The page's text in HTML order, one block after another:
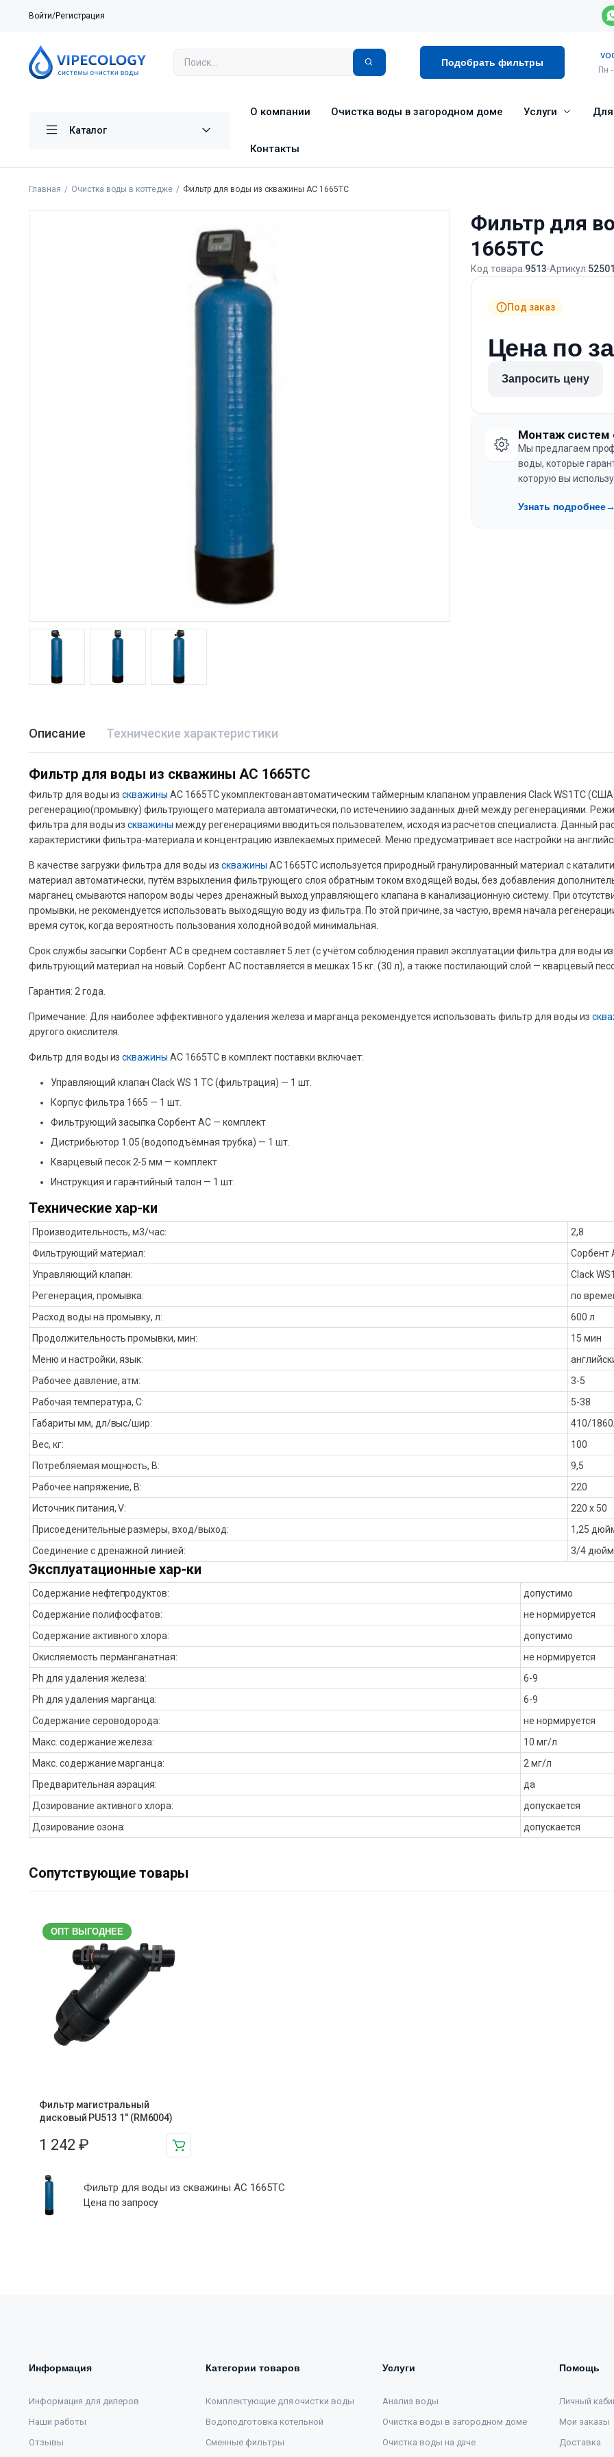
Войти/Регистрация
Подобрать фильтры
Пн
Каталог
О компании Очистка воды в загородном доме Услуги
Контакты
Главная Очистка воды в коттедже Фильтр для воды из скважины АС 1665ТС
Фильтр для
1665ТС
Код товара:9513 Артикул:
Под заказ
Цена по
Запросить цену
Монтаж систем
Мы предлагаем
воды, которые
которую вы
Узнать подробнее
Описание Технические характеристики
Фильтр для воды из скважины АС 1665ТС
Фильтр для воды изскважины АС 1665ТС укомплектован автоматическим таймерным клапаном управления Clack WS1TC
регенерацию(промывку) фильтрующего материала автоматически, по истечениию заданных дней между регенерациями.
фильтра для воды изскважины между регенерациями вводиться пользователем, исходя из расчётов специалиста. Данный
характеристики фильтра-материала и концентрацию извлекаемых примесей. Меню предусматривает все настройки на
В качестве загрузки фильтра для воды из скважины АС 1665ТС используется природный гранулированный материал с
материал автоматически, путём взрыхления фильтрующего слоя обратным током входящей воды, без добавления
марганец смываются напором воды через дренажный выход управляющего клапана в канализационную систему. При
промывки, не рекомендуется использовать выходящую воду из фильтра. По этой причине, за частую, время начала
время суток, когда вероятность пользования холодной водой минимальная.
Срок службы засыпки Сорбент АС в среднем составляет 5 лет (с учётом соблюдения правил эксплуатации фильтра для воды
фильтрующий материал на новый. Сорбент АС поставляется в мешках 15 кг. (30 л), а также постилающий слой — кварцевый
Гарантия: 2 года.
Примечание: Для наиболее эффективного удаления железа и марганца рекомендуется использовать фильтр для воды из
другого окислителя.
Фильтр для воды изскважины АС 1665ТС в комплект поставки включает:
Управляющий клапан Clack WS 1 TC (фильтрация) — 1 шт.
Корпус фильтра 1665 — 1 шт.
Фильтрующий засыпка Сорбент АС — комплект
Дистрибьютор 1.05 (водоподъёмная трубка) — 1 шт.
Кварцевый песок 2-5 мм — комплект
Инструкция и гарантийный талон — 1 шт.
Технические хар-ки
Производительность, м3/час:
2,8
Фильтрующий материал:
Сорбент
Управляющий клапан:
Clack
Регенерация, промывка:
по
Расход воды на промывку, л:
600 л
Продолжительность промывки, мин:
15 мин
Меню и настройки, язык:
Рабочее давление, атм:
3-5
Рабочая температура, С:
5-38
Габариты мм, дл/выс/шир:
410/
Вес, кг:
100
Потребляемая мощность, В:
9,5
Рабочее напряжение, В:
220
Источник питания, V:
220 х 50
Присоеденительные размеры, вход/выход:
1,25
Соединение с дренажной линией:
3/4
Эксплуатационные хар-ки
Содержание нефтепродуктов:
допустимо
Содержание полифосфатов:
не нормируется
Содержание активного хлора:
допустимо
Окисляемость перманганатная:
не нормируется
Ph для удаления железа:
6-9
Ph для удаления марганца:
6-9
Содержание сероводорода:
не нормируется
Макс. содержание железа:
10 мг/л
Макс. содержание марганца:
2 мг/л
Предварительная аэрация:
да
Дозирование активного хлора:
допускается
Дозирование озона:
допускается
Сопутствующие товары
ОПТ ВЫГОДНЕЕ
Фильтр магистральный
дисковый PU513 1″ (RM6004)
1 242 ₽
Фильтр для воды из скважины АС 1665ТС
Цена по запросу
Информация
Информация для дилеров
Наши работы
Отзывы
Категории товаров
Комплектующие для очистки воды
Водоподготовка котельной
Сменные фильтры
Услуги
Анализ воды
Очистка воды в загородном доме
Очистка воды на даче
Помощь
Личный
Мои заказы
Доставка